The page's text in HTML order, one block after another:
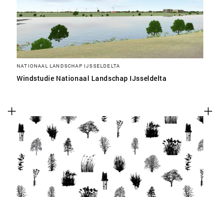
NATIONAAL LANDSCHAP IJSSELDELTA
Windstudie Nationaal Landschap IJsseldelta